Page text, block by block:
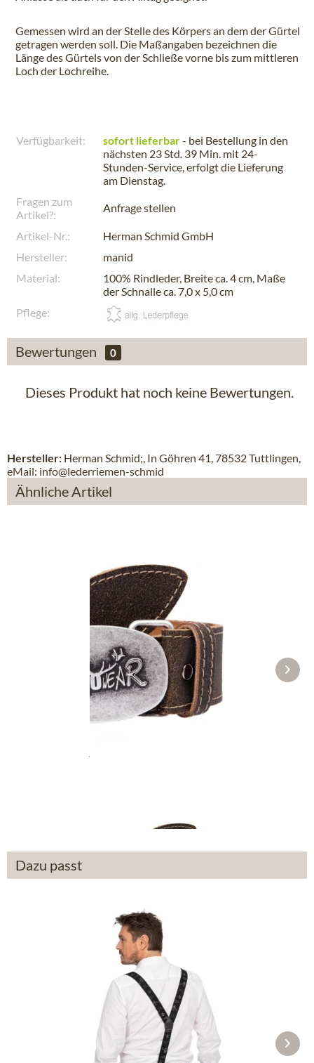
Gemessen wird an der Stelle des Körpers an dem der Gürtel
getragen werden soll. Die Maßangaben bezeichnen die
Länge des Gürtels von der Schließe vorne bis zum mittleren
Loch der Lochreihe.
Verfügbarkeit: sofort lieferbar- bei Bestellung in den
nächsten 23 Std. 39 Min. mit 24-
Stunden-Service, erfolgt die Lieferung
am Dienstag.
Fragen zum
Artikel?:
Anfrage stellen
Artikel-Nr.:
Herman Schmid GmbH
Hersteller:
manid
Material:
100% Rindleder, Breite ca. 4 cm, Maße
der Schnalle ca. 7,0 x 5,0 cm
Pflege:
Bewertungen 0
Dieses Produkt hat noch keine Bewertungen.
Hersteller: Herman Schmid;, In Göhren 41, 78532 Tuttlingen,
eMail: info@lederriemen-schmid
Ähnliche Artikel
Trachtengürtel 70926 braun
Dazu passt